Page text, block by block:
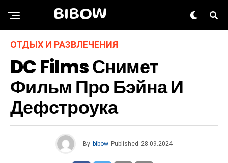
BIBOW
ОТДЫХ И РАЗВЛЕЧЕНИЯ
DC Films Снимет
Фильм Про Бэйна И
Дефстроука
By bibow Published 28.09.2024